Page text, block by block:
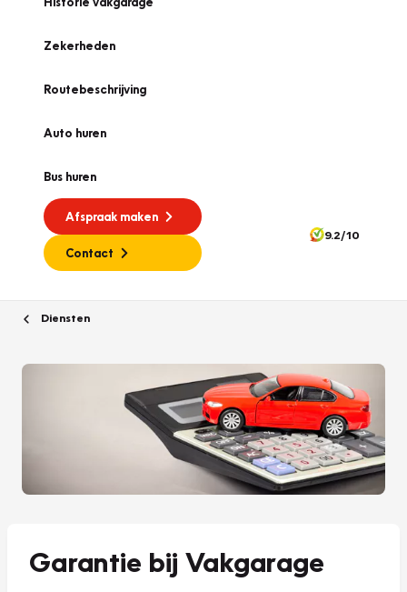
Zekerheden
Routebeschrijving
Auto huren
Bus huren
Afspraak maken
Contact
9.2/10
Diensten
Garantie bij Vakgarage